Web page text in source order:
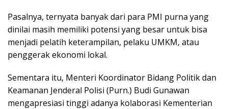
Pasalnya, ternyata banyak dari para PMI purna yang
dinilai masih memiliki potensi yang besar untuk bisa
menjadi pelatih keterampilan, pelaku UMKM, atau
penggerak ekonomi lokal.
Sementara itu, Menteri Koordinator Bidang Politik dan
Keamanan Jenderal Polisi (Purn.) Budi Gunawan
mengapresiasi tinggi adanya kolaborasi Kementerian